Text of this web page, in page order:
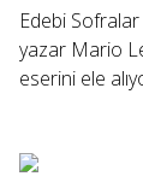
Edebi
yazar Mario
eserini ele